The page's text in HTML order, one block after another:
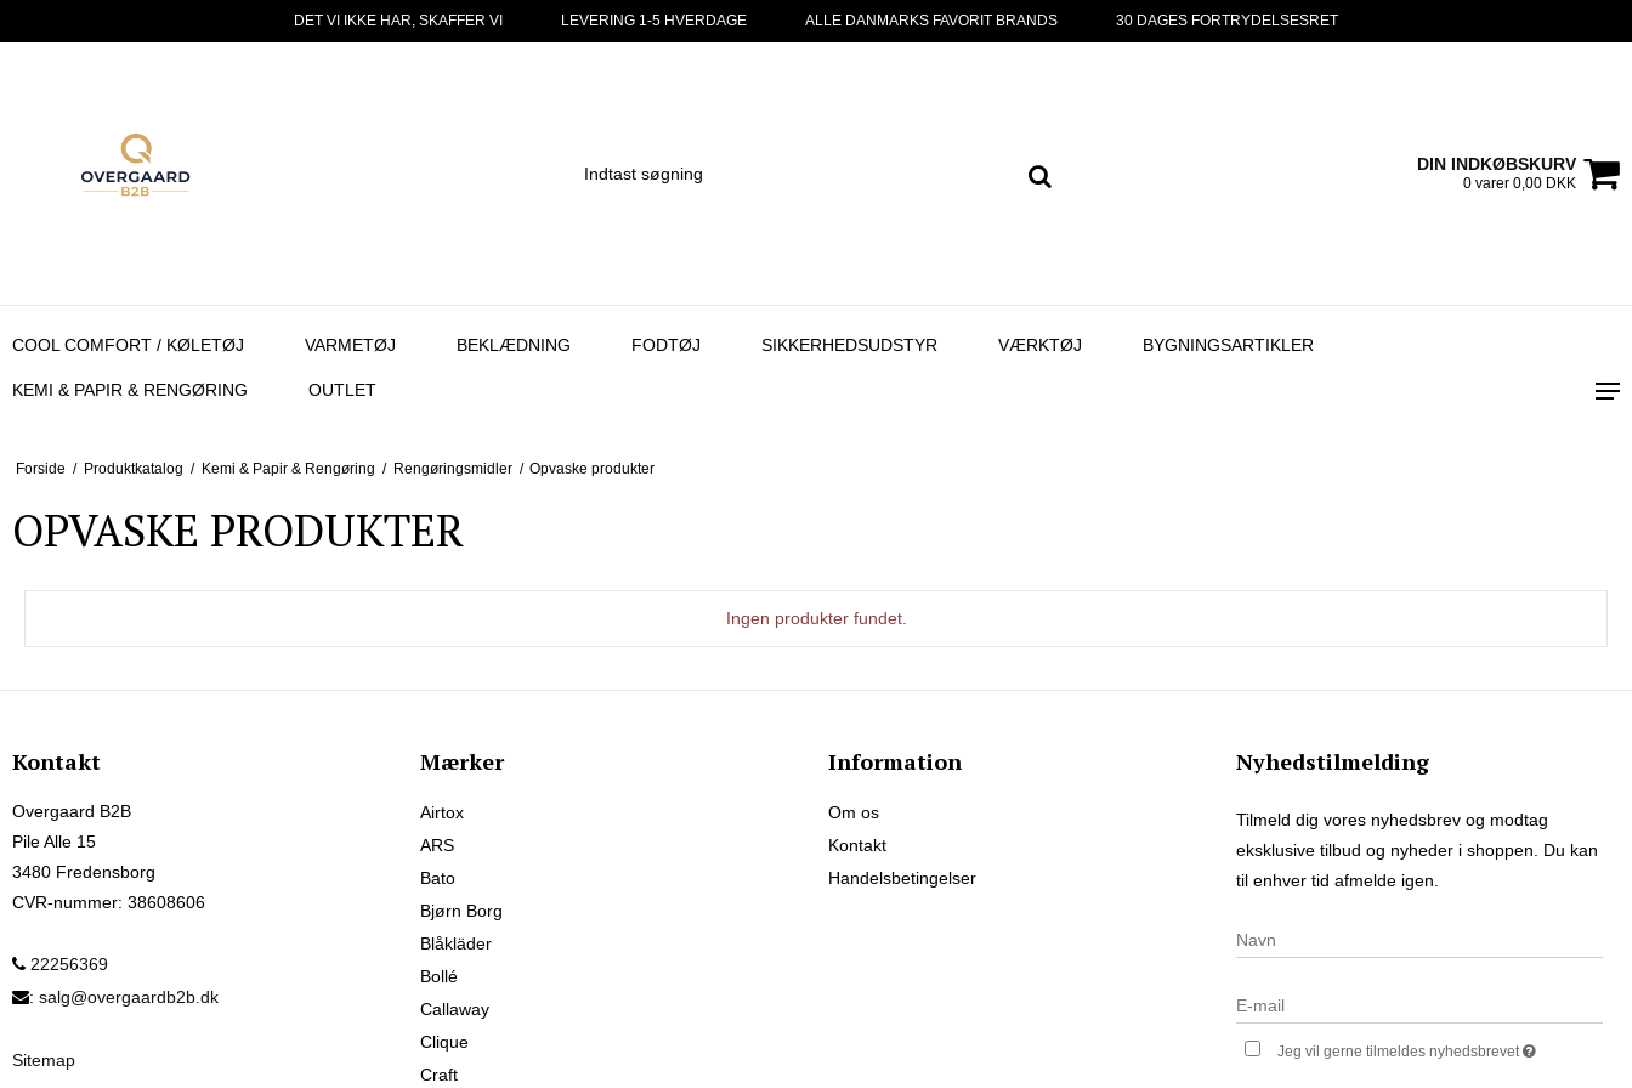
DET VI IKKE HAR, SKAFFER VI LEVERING 1-5 HVERDAGE ALLE DANMARKS FAVORIT BRANDS 30 DAGES FORTRYDELSESRET
DIN INDKØBSKURV
0 varer 0,00 DKK
COOL COMFORT / KØLETØJ VARMETØJ BEKLÆDNING FODTØJ SIKKERHEDSUDSTYR VÆRKTØJ BYGNINGSARTIKLER
KEMI & PAPIR & RENGØRING OUTLET
Forside / Produktkatalog / Kemi & Papir & Rengøring / Rengøringsmidler / Opvaske produkter
OPVASKE PRODUKTER
Ingen produkter fundet.
Kontakt
Overgaard B2B
Pile Alle 15
3480 Fredensborg
CVR-nummer: 38608606
22256369
: salg@overgaardb2b.dk
Sitemap
Mærker
Airtox
ARS
Bato
Bjørn Borg
Blåkläder
Bollé
Callaway
Clique
Craft
Information
Om os
Kontakt
Handelsbetingelser
Nyhedstilmelding
Tilmeld dig vores nyhedsbrev og modtag
eksklusive tilbud og nyheder i shoppen. Du kan
til enhver tid afmelde igen.
Jeg vil gerne tilmeldes nyhedsbrevet